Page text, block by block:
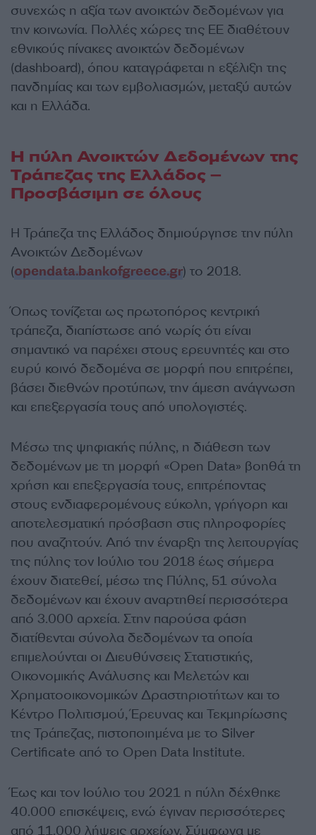
συνεχώς η αξία των ανοικτών δεδομένων για
την κοινωνία. Πολλές χώρες της ΕΕ διαθέτουν
εθνικούς πίνακες ανοικτών δεδομένων
(dashboard), όπου καταγράφεται η εξέλιξη της
πανδημίας και των εμβολιασμών, μεταξύ αυτών
και η Ελλάδα.
Η πύλη Ανοικτών Δεδομένων της
Τράπεζας της Ελλάδος –
Προσβάσιμη σε όλους
Η Τράπεζα της Ελλάδος δημιούργησε την πύλη
Ανοικτών Δεδομένων
(opendata.bankofgreece.gr) το 2018.
Όπως τονίζεται ως πρωτοπόρος κεντρική
τράπεζα, διαπίστωσε από νωρίς ότι είναι
σημαντικό να παρέχει στους ερευνητές και στο
ευρύ κοινό δεδομένα σε μορφή που επιτρέπει,
βάσει διεθνών προτύπων, την άμεση ανάγνωση
και επεξεργασία τους από υπολογιστές.
Μέσω της ψηφιακής πύλης, η διάθεση των
δεδομένων με τη μορφή «Open Data» βοηθά τη
χρήση και επεξεργασία τους, επιτρέποντας
στους ενδιαφερομένους εύκολη, γρήγορη και
αποτελεσματική πρόσβαση στις πληροφορίες
που αναζητούν. Από την έναρξη της λειτουργίας
της πύλης τον Ιούλιο του 2018 έως σήμερα
έχουν διατεθεί, μέσω της Πύλης, 51 σύνολα
δεδομένων και έχουν αναρτηθεί περισσότερα
από 3.000 αρχεία. Στην παρούσα φάση
διατίθενται σύνολα δεδομένων τα οποία
επιμελούνται οι Διευθύνσεις Στατιστικής,
Οικονομικής Ανάλυσης και Μελετών και
Χρηματοοικονομικών Δραστηριοτήτων και το
Κέντρο Πολιτισμού, Έρευνας και Τεκμηρίωσης
της Τράπεζας, πιστοποιημένα με το Silver
Certificate από το Open Data Institute.
Έως και τον Ιούλιο του 2021 η πύλη δέχθηκε
40.000 επισκέψεις, ενώ έγιναν περισσότερες
από 11.000 λήψεις αρχείων. Σύμφωνα με